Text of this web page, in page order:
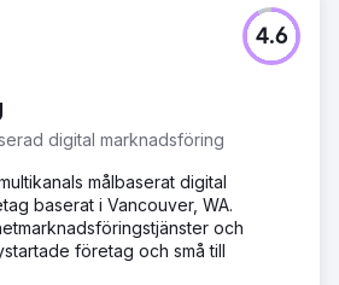
från Hyannis Ma ville ha en
den inte rankades på Google
månatliga budgetmarkörer.
la till dem i vårt POS-
deras SEO/SEM och erbjöd dem
med omfattande sociala
support. De har varit vår kund i
digital marknadsföring
4.6
målbaserat digital
baserat i Vancouver, WA.
och
företag och små till